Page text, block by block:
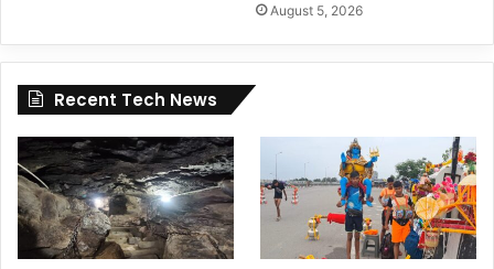
August 5, 2026
Recent Tech News